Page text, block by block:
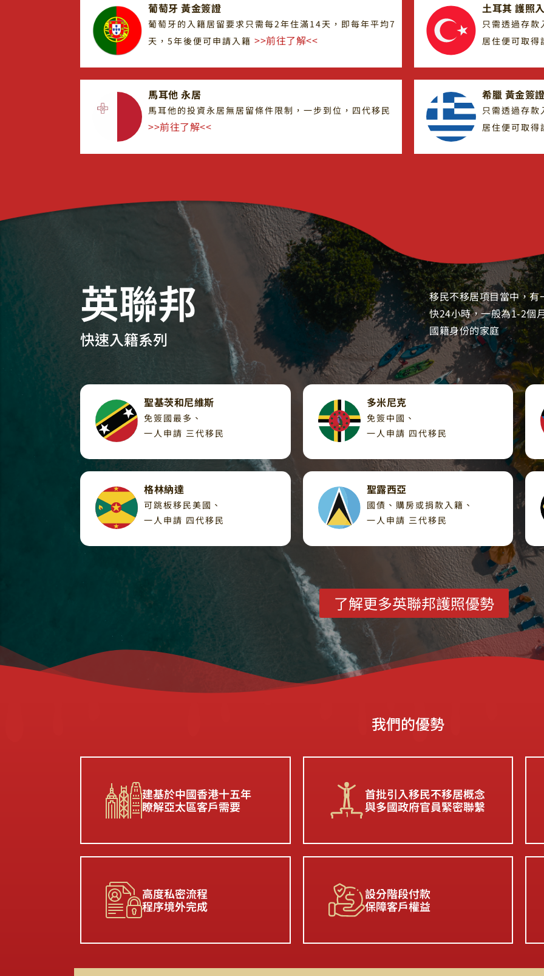
葡萄牙 黃金簽證
葡萄牙的入籍居留要求只需每2年住滿14天，即每年平均7
天，5年後便可申請入籍 >>前往了解<<
土耳其 護照
只需透過存
居住便可取
馬耳他 永居​
馬耳他的投資永居無居留條件限制，一步到位，四代移民
>>前往了解<<
希臘 黃金簽
只需透過存
居住便可取
英聯邦
快速入籍系列
移民不移居項目當中，
快24小時，一般為1-2個
國籍身份的家庭
聖基茨和尼維斯
免簽國最多、
一人申請 三代移民
多米尼克​
免簽中國、
一人申請 四代移民
格林納達 ​
可跳板移民美國、
一人申請 四代移民
聖露西亞
國債、購房或捐款入籍、
一人申請 三代移民
了解更多英聯邦護照優勢
我們的優勢
建基於中國香港十五年
瞭解亞太區客戶需要
首批引入移民不移居概念
與多國政府官員緊密聯繫
高度私密流程
程序境外完成
設分階段付款
保障客戶權益